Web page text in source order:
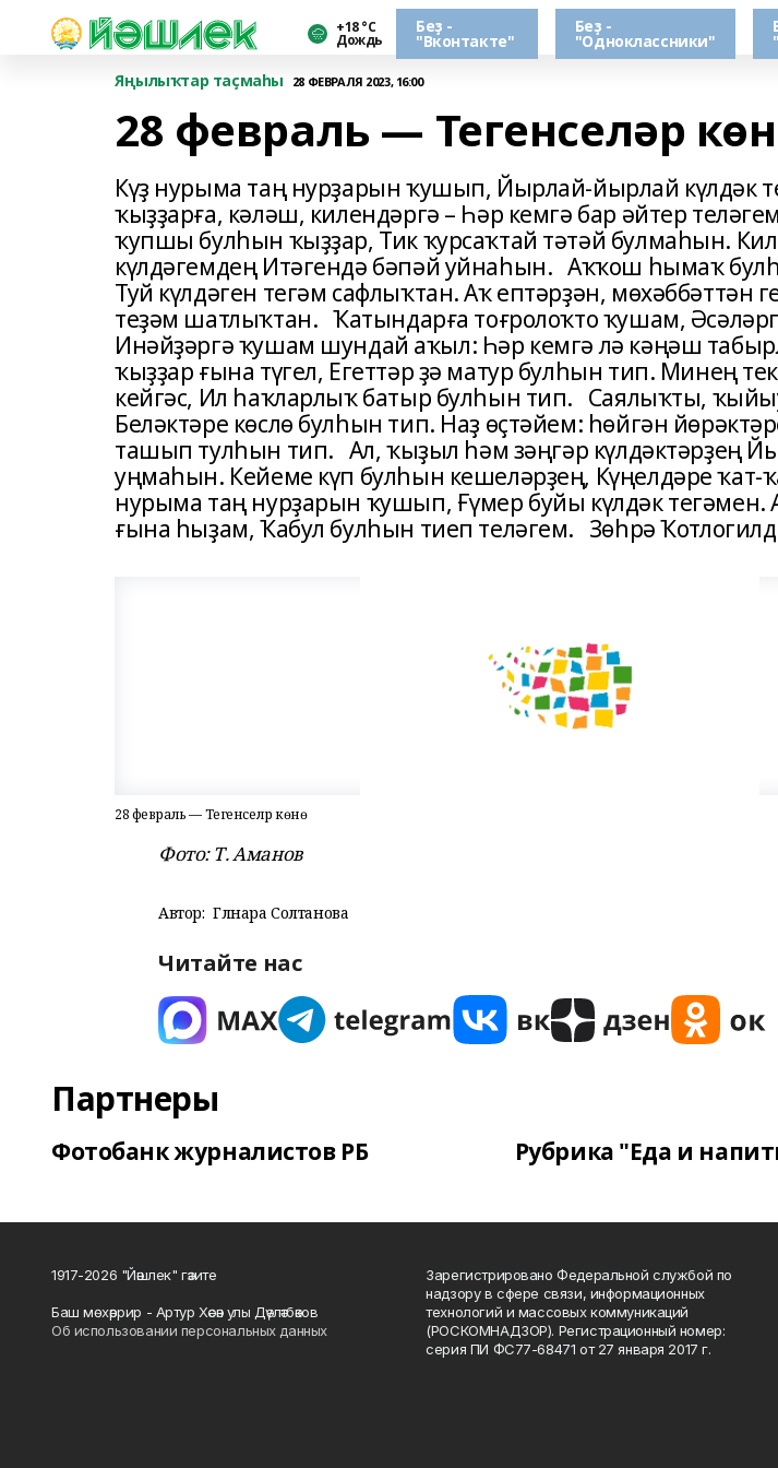
+18 °С
Дождь
Беҙ -
"Вконтакте"
Беҙ -
"Одноклассники"
Яңылыҡтар таҫмаһы
28 ФЕВРАЛЯ 2023, 16:00
28 февраль — Тегенселәр
Күҙ нурыма таң нурҙарын ҡушып, Йырлай-йырлай күлдәк
ҡыҙҙарға, кәләш, килендәргә – Һәр кемгә бар әйтер
ҡупшы булһын ҡыҙҙар, Тик ҡурсаҡтай тәтәй булмаһын.
күлдәгемдең Итәгендә бәпәй уйнаһын. Аҡҡош һымаҡ
Туй күлдәген тегәм сафлыҡтан. Аҡ ептәрҙән, мөхәббәттән
теҙәм шатлыҡтан. Ҡатындарға тоғролоҡто ҡушам,
Инәйҙәргә ҡушам шундай аҡыл: Һәр кемгә лә кәңәш
ҡыҙҙар ғына түгел, Егеттәр ҙә матур булһын тип. Минең
кейгәс, Ил һаҡларлыҡ батыр булһын тип. Саялыҡты,
Беләктәре көслө булһын тип. Наҙ өҫтәйем: һөйгән
ташып тулһын тип. Ал, ҡыҙыл һәм зәңгәр күлдәктәрҙең
уңмаһын. Кейеме күп булһын кешеләрҙең, Күңелдәре ҡат-
нурыма таң нурҙарын ҡушып, Ғүмер буйы күлдәк тегәмен.
ғына һыҙам, Ҡабул булһын тиеп теләгем. Зөһрә
28 февраль — Тегенселәр көнө
Фото: Т. Аманов
Автор: Гөлнара Солтанова
Читайте нас
Партнеры
Фотобанк журналистов РБ Рубрика "Еда и
1917-2026 "Йәшлек" гәзите
Баш мөхәррир - Артур Хәсән улы Дәүләтбәков
Об использовании персональных данных
Зарегистрировано Федеральной службой по
надзору в сфере связи, информационных
технологий и массовых коммуникаций
(РОСКОМНАДЗОР). Регистрационный номер:
серия ПИ ФС77-68471 от 27 января 2017 г.